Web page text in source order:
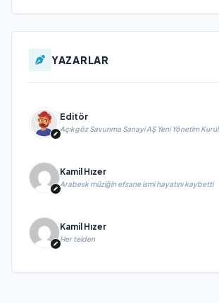
YAZARLAR
Editör
Açıkgöz Savunma Sanayi AŞ Yeni Yönetim
Kamil Hızer
Arabesk müziğin efsane ismi hayatını kaybetti
Kamil Hızer
Her telden